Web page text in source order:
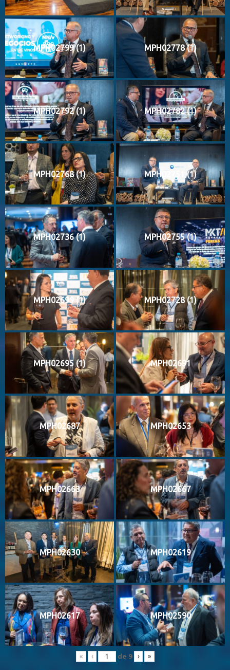
MPH02799 (1) MPH02778 (1)
MPH02792 (1) MPH02782 (1)
MPH02768 (1) MPH02751 (1)
MPH02736 (1) MPH02755 (1)
MPH02699 (1) MPH02728 (1)
MPH02695 (1) MPH02691
MPH02687 MPH02653
MPH02663 MPH02667
MPH02630 MPH02619
MPH02617 MPH02590
« ‹ de 9 › »